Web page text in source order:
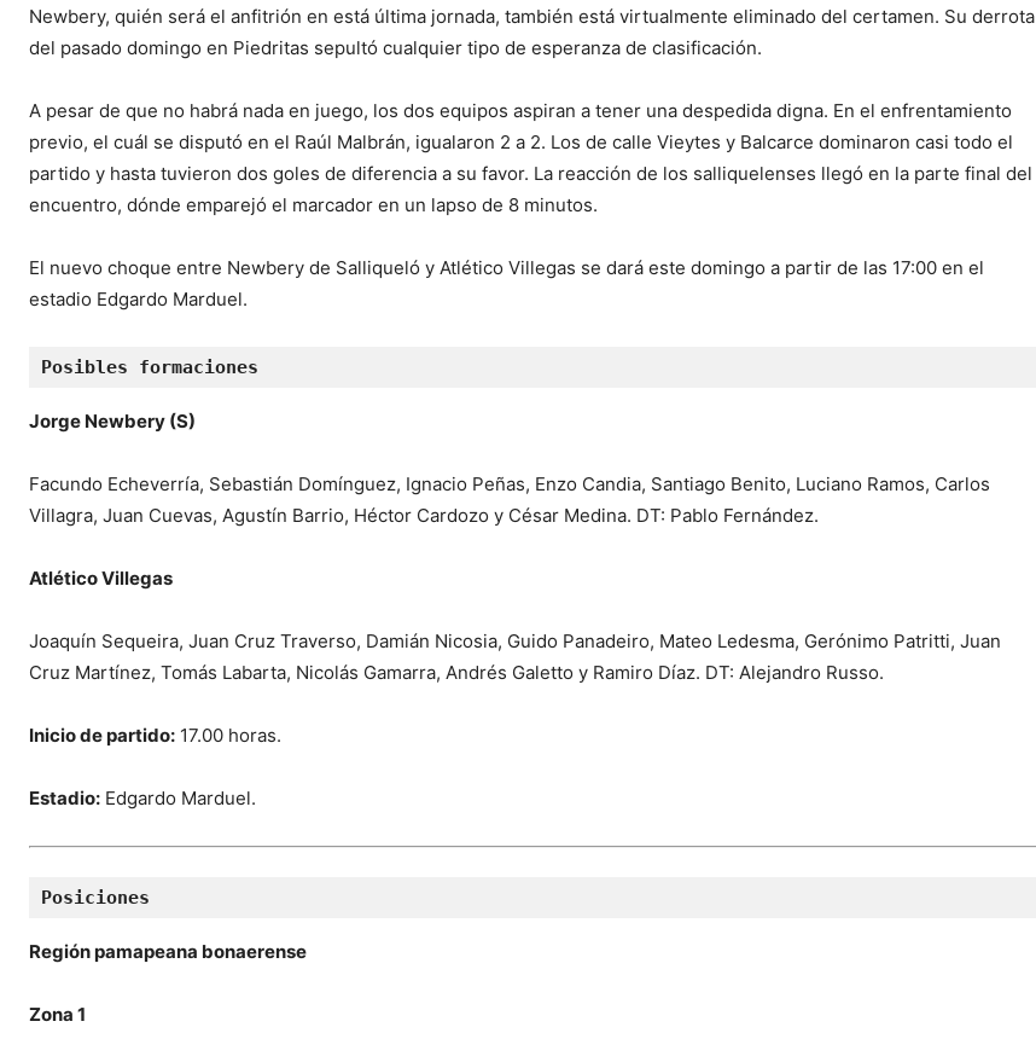
Newbery, quién será el anfitrión en está última jornada, también está virtualmente eliminado del certamen. Su derrota
del pasado domingo en Piedritas sepultó cualquier tipo de esperanza de clasificación.
A pesar de que no habrá nada en juego, los dos equipos aspiran a tener una despedida digna. En el enfrentamiento
previo, el cuál se disputó en el Raúl Malbrán, igualaron 2 a 2. Los de calle Vieytes y Balcarce dominaron casi todo el
partido y hasta tuvieron dos goles de diferencia a su favor. La reacción de los salliquelenses llegó en la parte final del
encuentro, dónde emparejó el marcador en un lapso de 8 minutos.
El nuevo choque entre Newbery de Salliqueló y Atlético Villegas se dará este domingo a partir de las 17:00 en el
estadio Edgardo Marduel.
Posibles formaciones
Jorge Newbery (S)
Facundo Echeverría, Sebastián Domínguez, Ignacio Peñas, Enzo Candia, Santiago Benito, Luciano Ramos, Carlos
Villagra, Juan Cuevas, Agustín Barrio, Héctor Cardozo y César Medina. DT: Pablo Fernández.
Atlético Villegas
Joaquín Sequeira, Juan Cruz Traverso, Damián Nicosia, Guido Panadeiro, Mateo Ledesma, Gerónimo Patritti, Juan
Cruz Martínez, Tomás Labarta, Nicolás Gamarra, Andrés Galetto y Ramiro Díaz. DT: Alejandro Russo.
Inicio de partido: 17.00 horas.
Estadio: Edgardo Marduel.
Posiciones
Región pamapeana bonaerense
Zona 1